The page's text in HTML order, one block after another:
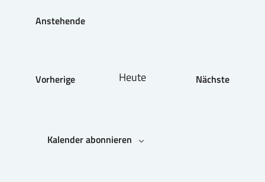
Anstehende
Vorherige
Heute
Nächste
Kalender abonnieren